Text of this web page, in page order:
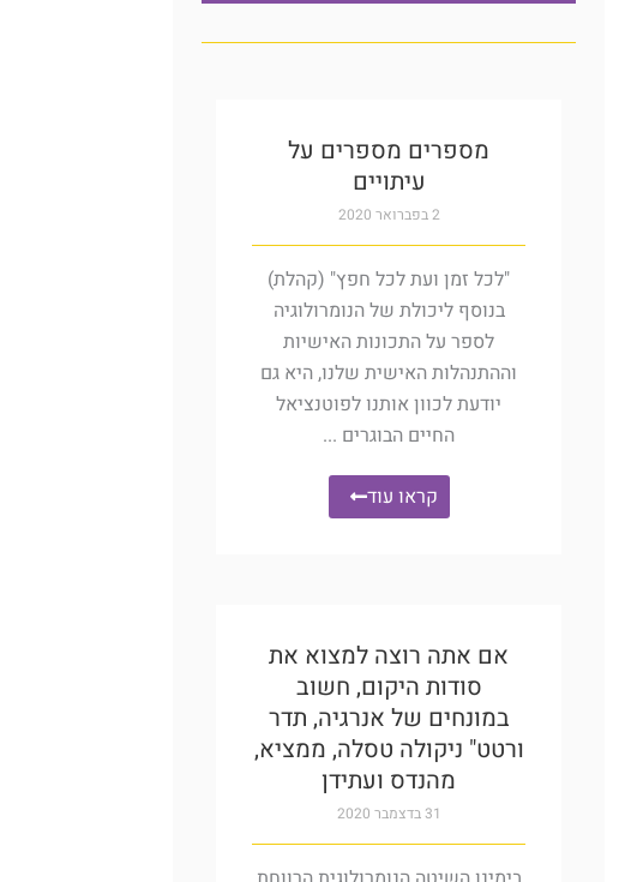
מספרים מספרים על
עיתויים
2 בפברואר 2020
"לכל זמן ועת לכל חפץ" (קהלת)
בנוסף ליכולת של הנומרולוגיה
לספר על התכונות האישיות
וההתנהלות האישית שלנו, היא גם
יודעת לכוון אותנו לפוטנציאל
החיים הבוגרים ...
קראו עוד
אם אתה רוצה למצוא את
סודות היקום, חשוב
במונחים של אנרגיה, תדר
ורטט" ניקולה טסלה, ממציא,
מהנדס ועתידן
31 בדצמבר 2020